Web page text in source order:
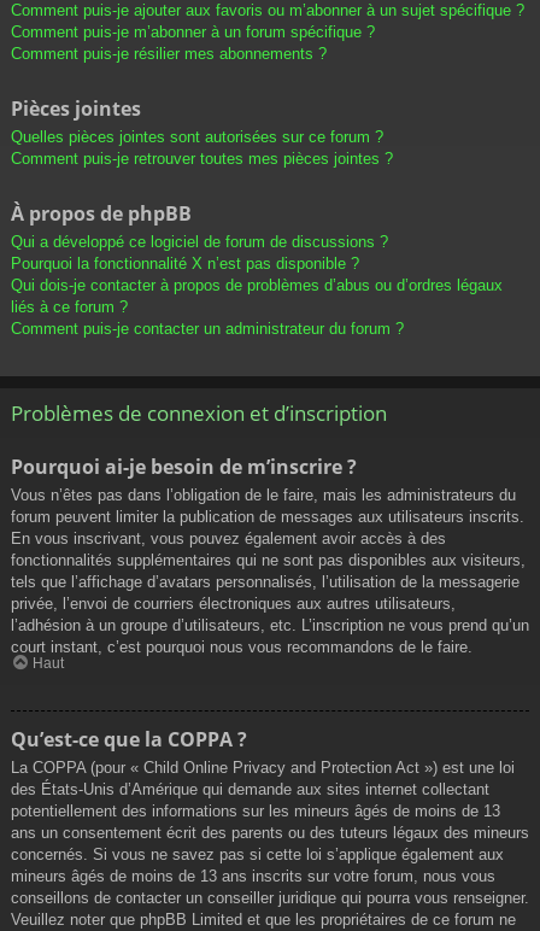
Comment puis-je ajouter aux favoris ou m’abonner à un sujet spécifique ?
Comment puis-je m’abonner à un forum spécifique ?
Comment puis-je résilier mes abonnements ?
Pièces jointes
Quelles pièces jointes sont autorisées sur ce forum ?
Comment puis-je retrouver toutes mes pièces jointes ?
À propos de phpBB
Qui a développé ce logiciel de forum de discussions ?
Pourquoi la fonctionnalité X n’est pas disponible ?
Qui dois-je contacter à propos de problèmes d’abus ou d’ordres légaux
liés à ce forum ?
Comment puis-je contacter un administrateur du forum ?
Problèmes de connexion et d’inscription
Pourquoi ai-je besoin de m’inscrire ?
Vous n’êtes pas dans l’obligation de le faire, mais les administrateurs du
forum peuvent limiter la publication de messages aux utilisateurs inscrits.
En vous inscrivant, vous pouvez également avoir accès à des
fonctionnalités supplémentaires qui ne sont pas disponibles aux visiteurs,
tels que l’affichage d’avatars personnalisés, l’utilisation de la messagerie
privée, l’envoi de courriers électroniques aux autres utilisateurs,
l’adhésion à un groupe d’utilisateurs, etc. L’inscription ne vous prend qu’un
court instant, c’est pourquoi nous vous recommandons de le faire.
Haut
Qu’est-ce que la COPPA ?
La COPPA (pour « Child Online Privacy and Protection Act ») est une loi
des États-Unis d’Amérique qui demande aux sites internet collectant
potentiellement des informations sur les mineurs âgés de moins de 13
ans un consentement écrit des parents ou des tuteurs légaux des mineurs
concernés. Si vous ne savez pas si cette loi s’applique également aux
mineurs âgés de moins de 13 ans inscrits sur votre forum, nous vous
conseillons de contacter un conseiller juridique qui pourra vous renseigner.
Veuillez noter que phpBB Limited et que les propriétaires de ce forum ne